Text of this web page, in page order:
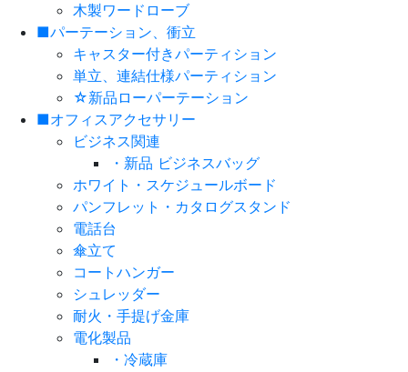
木製ワードローブ
■パーテーション、衝立
キャスター付きパーティション
単立、連結仕様パーティション
☆新品ローパーテーション
■オフィスアクセサリー
ビジネス関連
・新品 ビジネスバッグ
ホワイト・スケジュールボード
パンフレット・カタログスタンド
電話台
傘立て
コートハンガー
シュレッダー
耐火・手提げ金庫
電化製品
・冷蔵庫